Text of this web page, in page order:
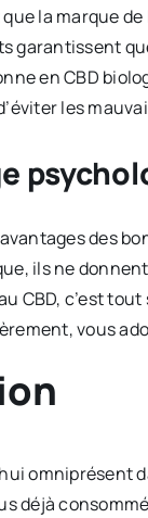
la marque
garantissent
en CBD
les
des
ils ne
CBD, c’est
vous
déjà